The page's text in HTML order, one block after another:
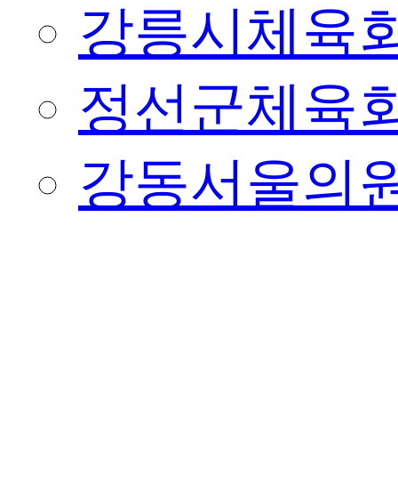
강릉시체육
정선군체육
강동서울의